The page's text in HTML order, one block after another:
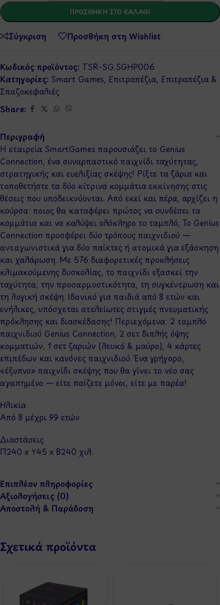
ΠΡΟΣΘΉΚΗ ΣΤΟ ΚΑΛΆΘΙ
Σύγκριση Προσθήκη στη Wishlist
Κωδικός προϊόντος: TSR-SG.SGHP006
Κατηγορίες: Smart Games, Επιτραπέζια, Επιτραπέζια &
Σπαζοκεφαλιές
Share:
Περιγραφή
Η εταιρεία SmartGames παρουσιάζει το Genius
Connection, ένα συναρπαστικό παιχνίδι ταχύτητας,
στρατηγικής και ευελιξίας σκέψης! Ρίξτε τα ζάρια και
τοποθετήστε τα δύο κίτρινα κομμάτια εκκίνησης στις
θέσεις που υποδεικνύονται. Από εκεί και πέρα, αρχίζει η
κούρσα: ποιος θα καταφέρει πρώτος να συνδέσει τα
κομμάτια και να καλύψει ολόκληρο το ταμπλό; Το Genius
Connection προσφέρει δύο τρόπους παιχνιδιού —
ανταγωνιστικά για δύο παίκτες ή ατομικά για εξάσκηση
και χαλάρωση. Με 576 διαφορετικές προκλήσεις
κλιμακούμενης δυσκολίας, το παιχνίδι εξασκεί την
ταχύτητα, την προσαρμοστικότητα, τη συγκέντρωση και
τη λογική σκέψη. Ιδανικό για παιδιά από 8 ετών και
ενήλικες, υπόσχεται ατελείωτες στιγμές πνευματικής
πρόκλησης και διασκέδασης! Περιεχόμενα: 2 ταμπλό
παιχνιδιού Genius Connection, 2 σετ διπλής όψης
κομματιών, 1 σετ ζαριών (λευκό & μαύρο), 4 κάρτες
επιπέδων και κανόνες παιχνιδιού. Ένα γρήγορο,
«έξυπνο» παιχνίδι σκέψης που θα γίνει το νέο σας
αγαπημένο — είτε παίζετε μόνοι, είτε με παρέα!
Ηλικία
Από 8 μέχρι 99 ετών
Διαστάσεις
Π240 x Y45 x Β240 χιλ.
Επιπλέον πληροφορίες
Αξιολογήσεις (0)
Αποστολή & Παράδοση
Σχετικά προϊόντα